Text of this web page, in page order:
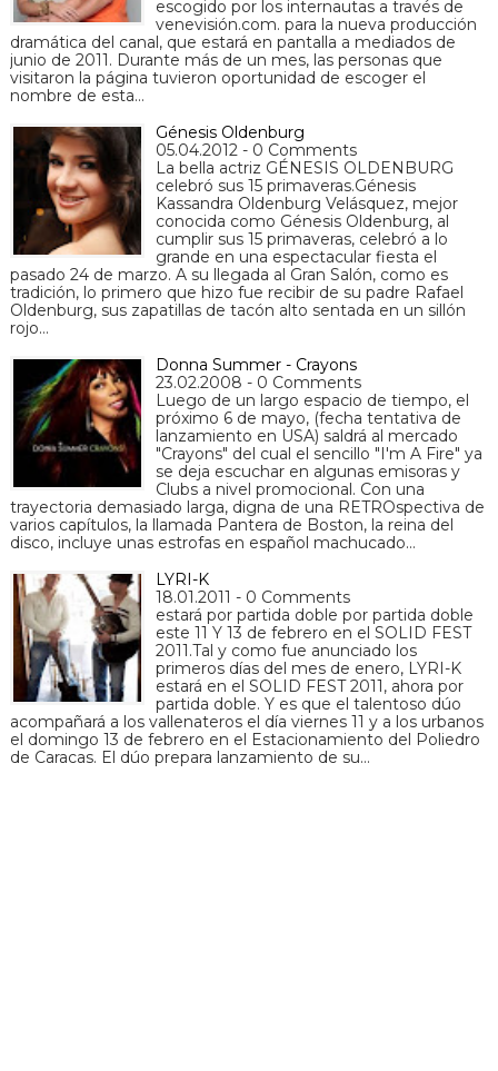
escogido por los internautas a través de
venevisión.com. para la nueva producción
dramática del canal, que estará en pantalla a mediados de
junio de 2011. Durante más de un mes, las personas que
visitaron la página tuvieron oportunidad de escoger el
nombre de esta…
Génesis Oldenburg
05.04.2012 - 0 Comments
La bella actriz GÉNESIS OLDENBURG
celebró sus 15 primaveras.Génesis
Kassandra Oldenburg Velásquez, mejor
conocida como Génesis Oldenburg, al
cumplir sus 15 primaveras, celebró a lo
grande en una espectacular fiesta el
pasado 24 de marzo. A su llegada al Gran Salón, como es
tradición, lo primero que hizo fue recibir de su padre Rafael
Oldenburg, sus zapatillas de tacón alto sentada en un sillón
rojo…
Donna Summer - Crayons
23.02.2008 - 0 Comments
Luego de un largo espacio de tiempo, el
próximo 6 de mayo, (fecha tentativa de
lanzamiento en USA) saldrá al mercado
"Crayons" del cual el sencillo "I'm A Fire" ya
se deja escuchar en algunas emisoras y
Clubs a nivel promocional. Con una
trayectoria demasiado larga, digna de una RETROspectiva de
varios capítulos, la llamada Pantera de Boston, la reina del
disco, incluye unas estrofas en español machucado…
LYRI-K
18.01.2011 - 0 Comments
estará por partida doble por partida doble
este 11 Y 13 de febrero en el SOLID FEST
2011.Tal y como fue anunciado los
primeros días del mes de enero, LYRI-K
estará en el SOLID FEST 2011, ahora por
partida doble. Y es que el talentoso dúo
acompañará a los vallenateros el día viernes 11 y a los urbanos
el domingo 13 de febrero en el Estacionamiento del Poliedro
de Caracas. El dúo prepara lanzamiento de su…